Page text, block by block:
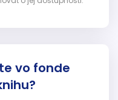
vo fonde